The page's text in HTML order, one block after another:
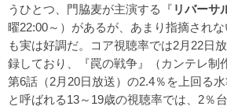
うひとつ、門脇麦が主演する『 リバーサ
曜22:00～）があるが、あまり指摘されな
も実は好調だ。コア視聴率では2月22日
録しており、『罠の戦争』（カンテレ制
第6話（2月20日放送）の2.4％を上回る水
と呼ばれる13～19歳の視聴率では、2％